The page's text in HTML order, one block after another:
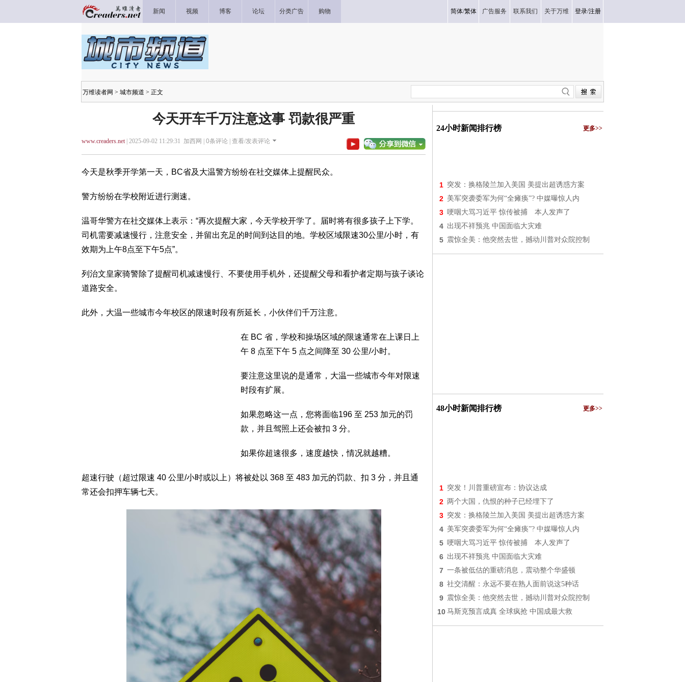
新闻 视频 博客 论坛 分类广告 购物 简体/繁体 广告服务 联系我们 关于万维 登录/注册
万维读者网 > 城市频道 > 正文
今天开车千万注意这事 罚款很严重
www.creaders.net| 2025-09-02 11:29:31 加西网 | 0条评论 | 查看/发表评论
今天是秋季开学第一天，BC省及大温警方纷纷在社交媒体上提醒民众。
警方纷纷在学校附近进行测速。
温哥华警方在社交媒体上表示：“再次提醒大家，今天学校开学了。届时将有很多孩子上下学。
司机需要减速慢行，注意安全，并留出充足的时间到达目的地。学校区域限速30公里/小时，有
效期为上午8点至下午5点”。
列治文皇家骑警除了提醒司机减速慢行、不要使用手机外，还提醒父母和看护者定期与孩子谈论
道路安全。
此外，大温一些城市今年校区的限速时段有所延长，小伙伴们千万注意。
在 BC 省，学校和操场区域的限速通常在上课日上
午 8 点至下午 5 点之间降至 30 公里/小时。
要注意这里说的是通常，大温一些城市今年对限速
时段有扩展。
如果忽略这一点，您将面临196 至 253 加元的罚
款，并且驾照上还会被扣 3 分。
如果你超速很多，速度越快，情况就越糟。
超速行驶（超过限速 40 公里/小时或以上）将被处以 368 至 483 加元的罚款、扣 3 分，并且通
常还会扣押车辆七天。
24小时新闻排行榜 更多>>
1 突发：换格陵兰加入美国 美提出超诱惑方案
2 美军突袭委军为何“全瘫痪”? 中媒曝惊人内
3 哽咽大骂习近平 惊传被捕 本人发声了
4 出现不祥预兆 中国面临大灾难
5 震惊全美：他突然去世，撼动川普对众院控制
48小时新闻排行榜 更多>>
1 突发！川普重磅宣布：协议达成
2 两个大国，仇恨的种子已经埋下了
3 突发：换格陵兰加入美国 美提出超诱惑方案
4 美军突袭委军为何“全瘫痪”? 中媒曝惊人内
5 哽咽大骂习近平 惊传被捕 本人发声了
6 出现不祥预兆 中国面临大灾难
7 一条被低估的重磅消息，震动整个华盛顿
8 社交清醒：永远不要在熟人面前说这5种话
9 震惊全美：他突然去世，撼动川普对众院控制
10 马斯克预言成真 全球疯抢 中国成最大救